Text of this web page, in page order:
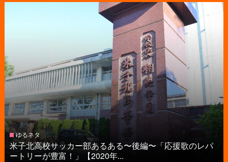
ゆるネタ
米子北高校サッカー部あるある〜後編〜「応援歌のレパ
ートリーが豊富！」【2020年...